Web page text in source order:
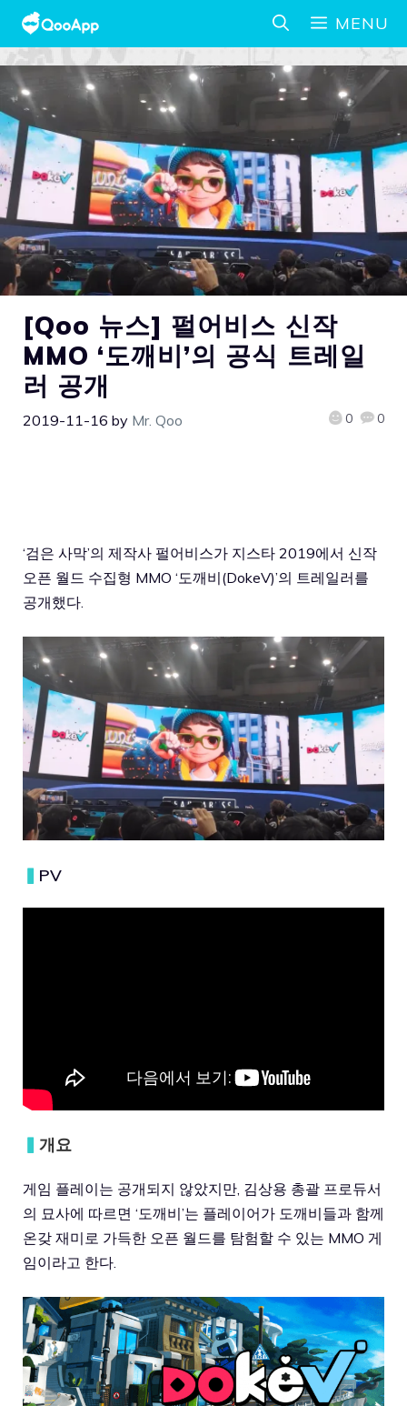
MENU
[Qoo 뉴스] 펄어비스 신작
MMO ‘도깨비’의 공식 트레일
러 공개
2019-11-16 by Mr. Qoo 0 0
‘검은 사막’의 제작사 펄어비스가 지스타 2019에서 신작
오픈 월드 수집형 MMO ‘도깨비(DokeV)’의 트레일러를
공개했다.
▍ PV
▍ 개요
게임 플레이는 공개되지 않았지만, 김상용 총괄 프로듀서
의 묘사에 따르면 ‘도깨비’는 플레이어가 도깨비들과 함께
온갖 재미로 가득한 오픈 월드를 탐험할 수 있는 MMO 게
임이라고 한다.